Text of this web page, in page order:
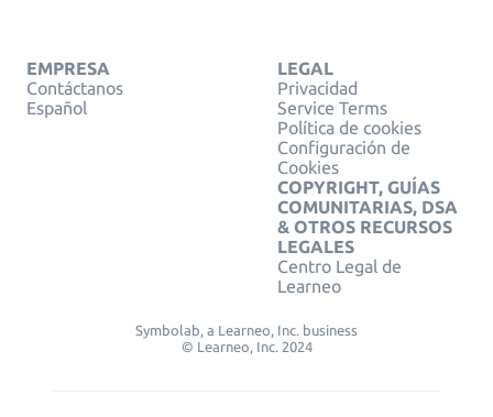
EMPRESA
Contáctanos
Español
LEGAL
Privacidad
Service Terms
Política de cookies
Configuración de
Cookies
COPYRIGHT, GUÍAS
COMUNITARIAS, DSA
& OTROS RECURSOS
LEGALES
Centro Legal de
Learneo
Symbolab, a Learneo, Inc. business
© Learneo, Inc. 2024